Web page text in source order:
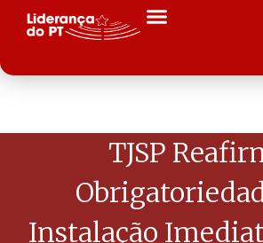
TJSP
Instalação